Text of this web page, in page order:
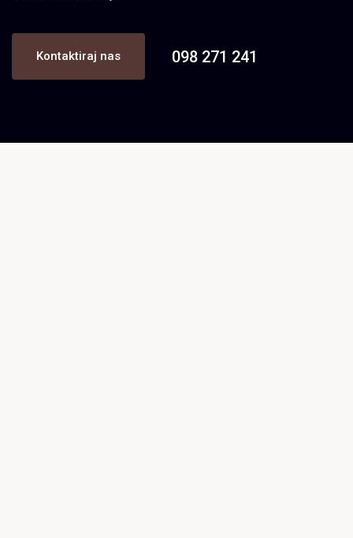
Kontaktiraj nas 098 271 241